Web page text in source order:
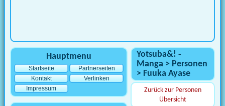
Yotsuba&! -
Manga > Personen
> Fuuka Ayase
Zurück zur Personen
Übersicht
Hauptmenu
Startseite
Partnerseiten
Kontakt
Verlinken
Impressum